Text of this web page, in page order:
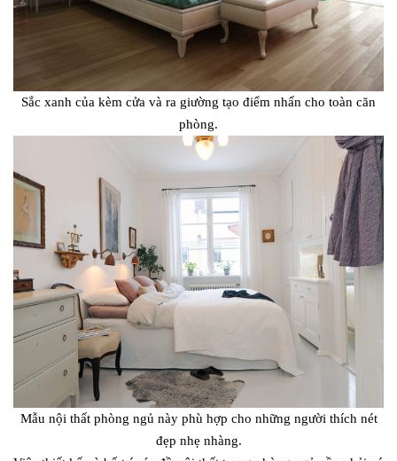
Sắc xanh của kèm cửa và ra giường tạo điểm nhấn cho toàn căn
phòng.
Mẫu nội thất phòng ngủ này phù hợp cho những người thích nét
đẹp nhẹ nhàng.